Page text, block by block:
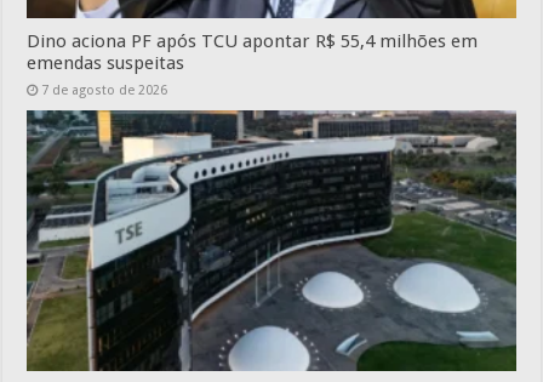
Dino aciona PF após TCU apontar R$ 55,4 milhões em
emendas suspeitas
7 de agosto de 2026